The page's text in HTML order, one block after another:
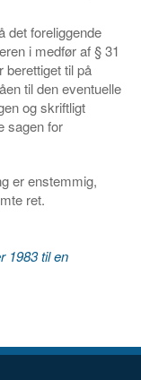
det foreliggende
i medfør af § 31
til på
til den eventuelle
og skriftligt
sagen for
er enstemmig,
ret.
1983 til en